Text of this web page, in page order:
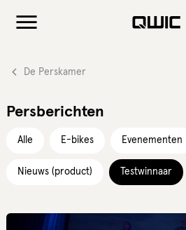
De Perskamer
Persberichten
Alle E-bikes Evenementen
Nieuws (product) Testwinnaar